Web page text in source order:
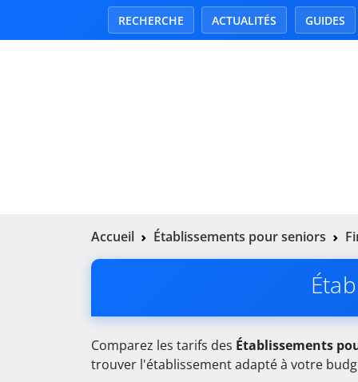
RECHERCHE ACTUALITÉS GUIDES
Accueil Établissements pour seniors
Comparez les tarifs des Établissements
trouver l'établissement adapté à votre